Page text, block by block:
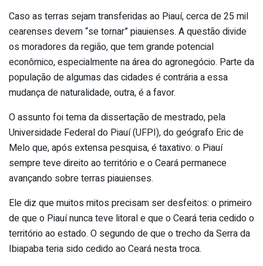
Caso as terras sejam transferidas ao Piauí, cerca de 25 mil
cearenses devem “se tornar” piauienses. A questão divide
os moradores da região, que tem grande potencial
econômico, especialmente na área do agronegócio. Parte da
população de algumas das cidades é contrária a essa
mudança de naturalidade, outra, é a favor.
O assunto foi tema da dissertação de mestrado, pela
Universidade Federal do Piauí (UFPI), do geógrafo Eric de
Melo que, após extensa pesquisa, é taxativo: o Piauí
sempre teve direito ao território e o Ceará permanece
avançando sobre terras piauienses.
Ele diz que muitos mitos precisam ser desfeitos: o primeiro
de que o Piauí nunca teve litoral e que o Ceará teria cedido o
território ao estado. O segundo de que o trecho da Serra da
Ibiapaba teria sido cedido ao Ceará nesta troca.